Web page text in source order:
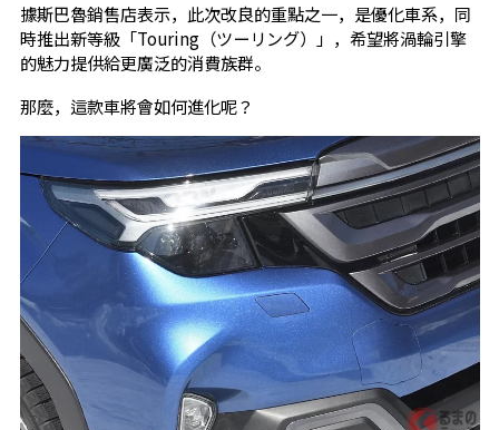
據斯巴魯銷售店表示，此次改良的重點之一，是優化車系，同
時推出新等級「Touring（ツーリング）」，希望將渦輪引擎
的魅力提供給更廣泛的消費族群。
那麼，這款車將會如何進化呢？